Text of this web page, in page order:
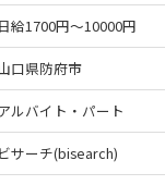
日給1700円～10000円
口県防府市
アルバイト・パート
ビサーチ(bisearch)